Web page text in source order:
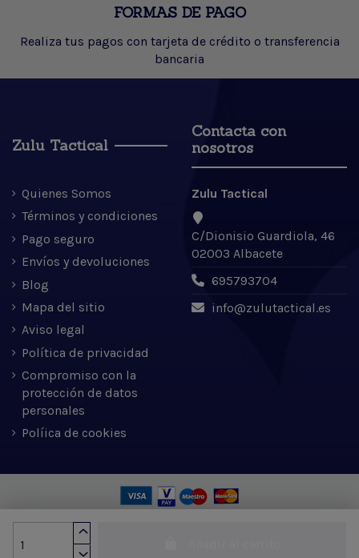
FORMAS DE PAGO
Realiza tus pagos con tarjeta de crédito o transferencia
bancaria
Zulu Tactical
Quienes Somos
Términos y condiciones
Pago seguro
Envíos y devoluciones
Blog
Mapa del sitio
Aviso legal
Política de privacidad
Compromiso con la
protección de datos
personales
Políica de cookies
Contacta con
nosotros
Zulu Tactical
C/Dionisio Guardiola, 46
02003 Albacete
695793704
info@zulutactical.es
Zulu Tactical S.L. © 2022 | Desarrollado por Expertic